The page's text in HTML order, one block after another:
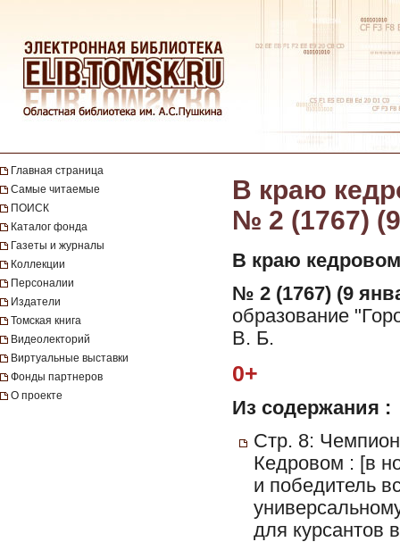
Главная страница
Самые читаемые
ПОИСК
Каталог фонда
Газеты и журналы
Коллекции
Персоналии
Издатели
Томская книга
Видеолекторий
Виртуальные выставки
Фонды партнеров
О проекте
В краю
№ 2 (1767)
В краю
№ 2 (1767) (9
образование
В. Б.
0+
Из содержания :
Стр. 8: Чемпион
Кедровом : [в
и победитель
для курсантов